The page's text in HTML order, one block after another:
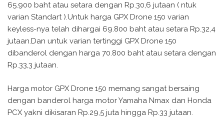
65.900 baht atau setara dengan Rp.30,6 jutaan ( ntuk
varian Standart ).Untuk harga GPX Drone 150 varian
keyless-nya telah dihargai 69.800 baht atau setara Rp.32,4
jutaan.Dan untuk varian tertinggi GPX Drone 150
dibanderol dengan harga 70.800 baht atau setara dengan
Rp.33,3 jutaan.
Harga motor GPX Drone 150 memang sangat bersaing
dengan banderol harga motor Yamaha Nmax dan Honda
PCX yakni dikisaran Rp.29,5 juta hingga Rp.33 jutaan.